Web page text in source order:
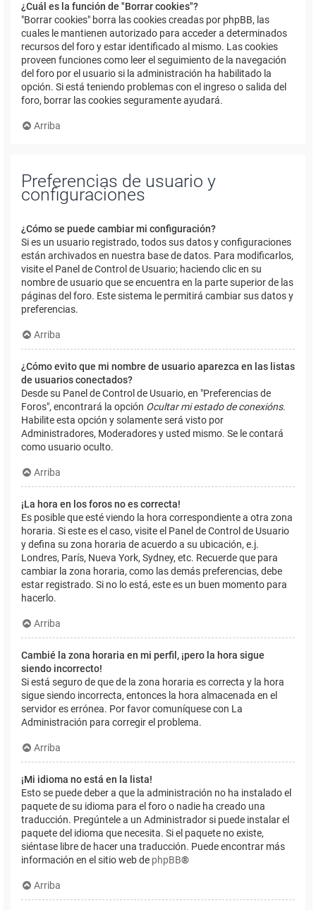
¿Cuál es la función de "Borrar cookies"?
"Borrar cookies" borra las cookies creadas por phpBB, las
cuales le mantienen autorizado para acceder a determinados
recursos del foro y estar identificado al mismo. Las cookies
proveen funciones como leer el seguimiento de la navegación
del foro por el usuario si la administración ha habilitado la
opción. Si está teniendo problemas con el ingreso o salida del
foro, borrar las cookies seguramente ayudará.
Arriba
Preferencias de usuario y
configuraciones
¿Cómo se puede cambiar mi configuración?
Si es un usuario registrado, todos sus datos y configuraciones
están archivados en nuestra base de datos. Para modificarlos,
visite el Panel de Control de Usuario; haciendo clic en su
nombre de usuario que se encuentra en la parte superior de las
páginas del foro. Este sistema le permitirá cambiar sus datos y
preferencias.
Arriba
¿Cómo evito que mi nombre de usuario aparezca en las listas
de usuarios conectados?
Desde su Panel de Control de Usuario, en "Preferencias de
Foros", encontrará la opción Ocultar mi estado de conexións.
Habilite esta opción y solamente será visto por
Administradores, Moderadores y usted mismo. Se le contará
como usuario oculto.
Arriba
¡La hora en los foros no es correcta!
Es posible que esté viendo la hora correspondiente a otra zona
horaria. Si este es el caso, visite el Panel de Control de Usuario
y defina su zona horaria de acuerdo a su ubicación, e.j.
Londres, París, Nueva York, Sydney, etc. Recuerde que para
cambiar la zona horaria, como las demás preferencias, debe
estar registrado. Si no lo está, este es un buen momento para
hacerlo.
Arriba
Cambié la zona horaria en mi perfil, ¡pero la hora sigue
siendo incorrecto!
Si está seguro de que de la zona horaria es correcta y la hora
sigue siendo incorrecta, entonces la hora almacenada en el
servidor es errónea. Por favor comuníquese con La
Administración para corregir el problema.
Arriba
¡Mi idioma no está en la lista!
Esto se puede deber a que la administración no ha instalado el
paquete de su idioma para el foro o nadie ha creado una
traducción. Pregúntele a un Administrador si puede instalar el
paquete del idioma que necesita. Si el paquete no existe,
siéntase libre de hacer una traducción. Puede encontrar más
información en el sitio web de phpBB®
Arriba